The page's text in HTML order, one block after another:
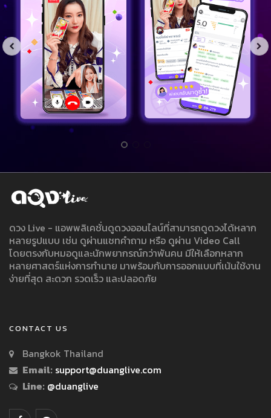
ดวง Live - แอพพลิเคชั่นดูดวงออนไลน์ที่สามารถดูดวงได้หลาก
หลายรูปแบบ เช่น ดูผ่านแชทคำถาม หรือ ดูผ่าน Video Call
โดยตรงกับหมอดูและนักพยากรณ์กว่าพันคน มีให้เลือกหลาก
หลายศาสตร์แห่งการทำนาย มาพร้อมกับการออกแบบที่เน้นใช้งาน
ง่ายที่สุด สะดวก รวดเร็ว และปลอดภัย
CONTACT US
Bangkok Thailand
Email: support@duanglive.com
Line: @duanglive